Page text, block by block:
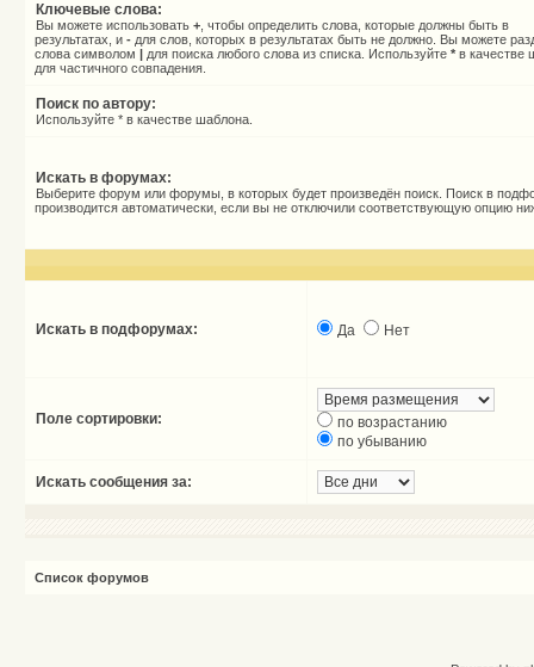
Ключевые слова:
Вы можете использовать + , чтобы определить слова, которые должны быть в
результатах, и - для слов, которых в результатах быть не должно. Вы можете
слова символом | для поиска любого слова из списка. Используйте * в качестве
для частичного совпадения.
Поиск по автору:
Используйте * в качестве шаблона.
Искать в форумах:
Выберите форум или форумы, в которых будет произведён поиск. Поиск в
производится автоматически, если вы не отключили соответствующую опцию
Искать в подфорумах: Да Нет
Поле сортировки:
по возрастанию
по убыванию
Искать сообщения за:
Список форумов